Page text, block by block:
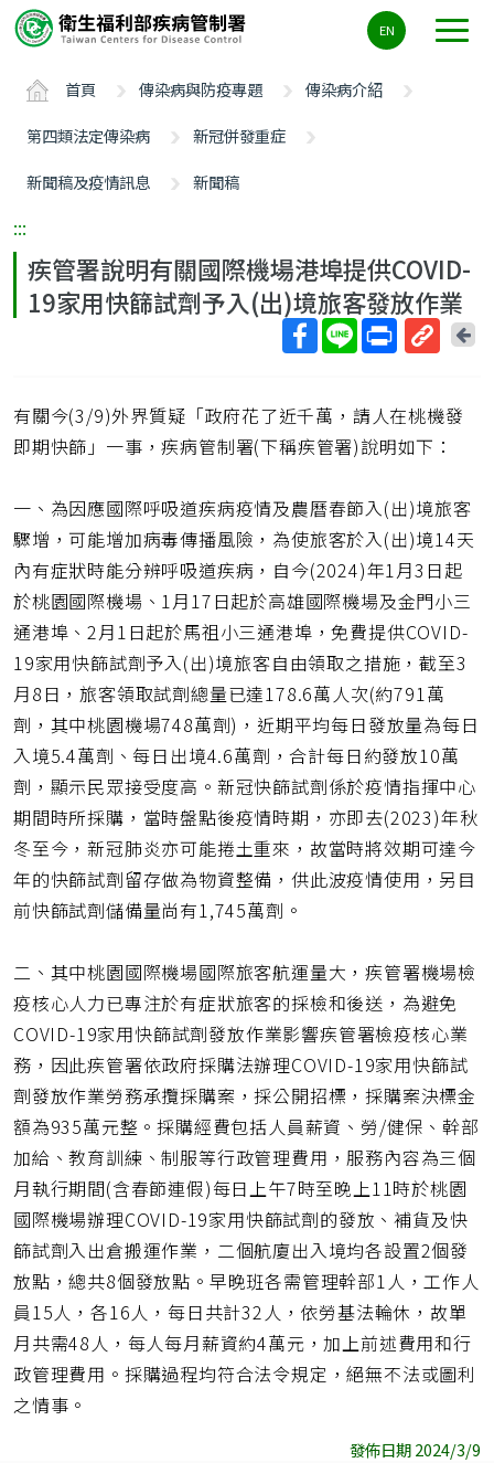
要
ALT+C
EN
首頁 傳染病與防疫專題
傳染病介紹
第四類法定傳染病
新冠併發重症
新聞稿及疫情訊息
新聞稿
:::
疾管署說明有關國際機場港埠提供COVID-
19家用快篩試劑予入(出)境旅客發放作業
短
網
回
有關今(3/9)外界質疑「政府花了近千萬，請人在桃機發
即期快篩」一事，疾病管制署(下稱疾管署)說明如下：
一、為因應國際呼吸道疾病疫情及農曆春節入(出)境旅客
驟增，可能增加病毒傳播風險，為使旅客於入(出)境14天
內有症狀時能分辨呼吸道疾病，自今(2024)年1月3日起
於桃園國際機場、1月17日起於高雄國際機場及金門小三
通港埠、2月1日起於馬祖小三通港埠，免費提供COVID-
19家用快篩試劑予入(出)境旅客自由領取之措施，截至3
月8日，旅客領取試劑總量已達178.6萬人次(約791萬
劑，其中桃園機場748萬劑)，近期平均每日發放量為每日
入境5.4萬劑、每日出境4.6萬劑，合計每日約發放10萬
劑，顯示民眾接受度高。新冠快篩試劑係於疫情指揮中心
期間時所採購，當時盤點後疫情時期，亦即去(2023)年秋
冬至今，新冠肺炎亦可能捲土重來，故當時將效期可達今
年的快篩試劑留存做為物資整備，供此波疫情使用，另目
前快篩試劑儲備量尚有1,745萬劑。
二、其中桃園國際機場國際旅客航運量大，疾管署機場檢
疫核心人力已專注於有症狀旅客的採檢和後送，為避免
COVID-19家用快篩試劑發放作業影響疾管署檢疫核心業
務，因此疾管署依政府採購法辦理COVID-19家用快篩試
劑發放作業勞務承攬採購案，採公開招標，採購案決標金
額為935萬元整。採購經費包括人員薪資、勞/健保、幹部
加給、教育訓練、制服等行政管理費用，服務內容為三個
月執行期間(含春節連假)每日上午7時至晚上11時於桃園
國際機場辦理COVID-19家用快篩試劑的發放、補貨及快
篩試劑入出倉搬運作業，二個航廈出入境均各設置2個發
放點，總共8個發放點。早晚班各需管理幹部1人，工作人
員15人，各16人，每日共計32人，依勞基法輪休，故單
月共需48人，每人每月薪資約4萬元，加上前述費用和行
政管理費用。採購過程均符合法令規定，絕無不法或圖利
之情事。
發佈日期 2024/3/9